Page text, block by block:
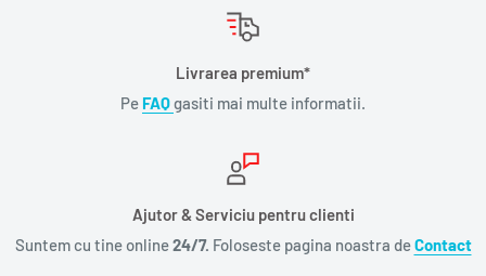
Livrarea premium*
Pe FAQgasiti mai multe informatii.
Ajutor & Serviciu pentru clienti
Suntem cu tine online24/7. Foloseste pagina noastra deContact